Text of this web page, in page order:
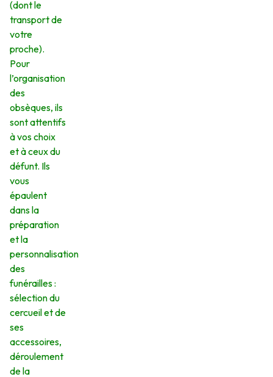
(dont le
transport de
votre
proche).
Pour
l’organisation
des
obsèques, ils
sont attentifs
à vos choix
et à ceux du
défunt. Ils
vous
épaulent
dans la
préparation
et la
personnalisation
des
funérailles :
sélection du
cercueil et de
ses
accessoires,
déroulement
de la